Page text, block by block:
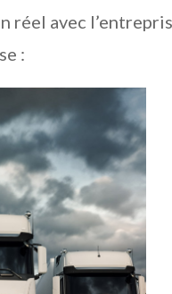
réel avec
: